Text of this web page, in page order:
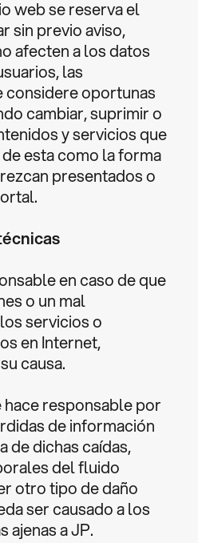
web se reserva el
sin previo aviso,
afecten a los datos
las
considere oportunas
cambiar, suprimir o
y servicios que
esta como la forma
presentados o
en caso de que
o un mal
servicios o
en Internet,
causa.
hace responsable por
de información
de dichas caídas,
del fluido
otro tipo de daño
ser causado a los
ajenas a JP.